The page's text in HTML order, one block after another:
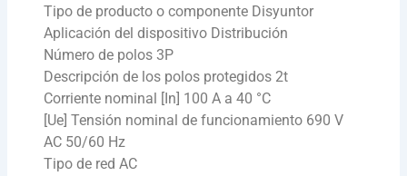
Tipo de producto o componente Disyuntor
Aplicación del dispositivo Distribución
Número de polos 3P
Descripción de los polos protegidos 2t
Corriente nominal [In] 100 A a 40 °C
[Ue] Tensión nominal de funcionamiento 690 V
AC 50/60 Hz
Tipo de red AC